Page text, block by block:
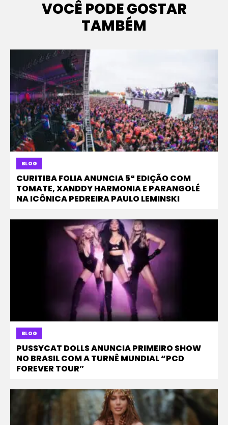
VOCÊ PODE GOSTAR
TAMBÉM
BLOG
CURITIBA FOLIA ANUNCIA 5ª EDIÇÃO COM
TOMATE, XANDDY HARMONIA E PARANGOLÉ
NA ICÔNICA PEDREIRA PAULO LEMINSKI
BLOG
PUSSYCAT DOLLS ANUNCIA PRIMEIRO SHOW
NO BRASIL COM A TURNÊ MUNDIAL “PCD
FOREVER TOUR”